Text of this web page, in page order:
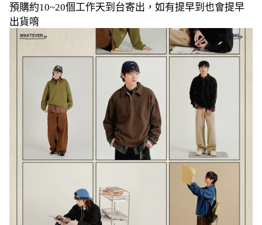
預購約10~20個工作天到台寄出，如有提早到也會提早
出貨唷